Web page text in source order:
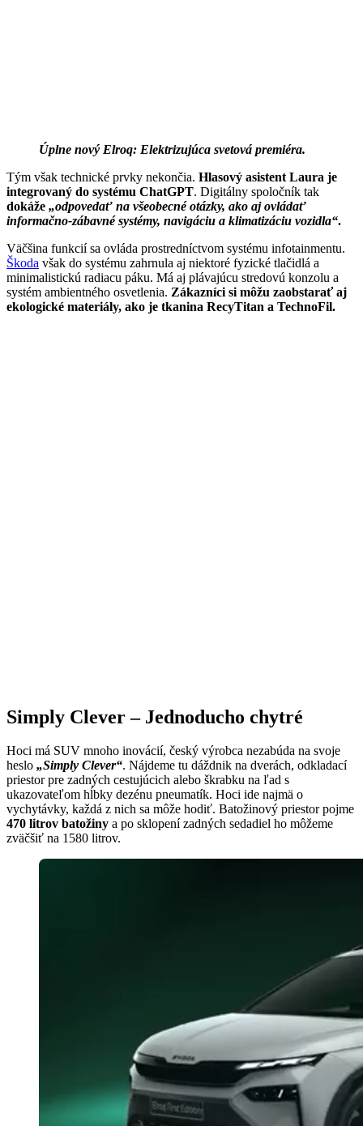
Úplne nový Elroq: Elektrizujúca svetová premiéra.
Tým však technické prvky nekončia. Hlasový asistent Laura je
integrovaný do systému ChatGPT. Digitálny spoločník tak
dokáže „odpovedať na všeobecné otázky, ako aj ovládať
informačno-zábavné systémy, navigáciu a klimatizáciu vozidla“.
Väčšina funkcií sa ovláda prostredníctvom systému infotainmentu.
Škoda však do systému zahrnula aj niektoré fyzické tlačidlá a
minimalistickú radiacu páku. Má aj plávajúcu stredovú konzolu a
systém ambientného osvetlenia. Zákazníci si môžu zaobstarať aj
ekologické materiály, ako je tkanina RecyTitan a TechnoFil.
Simply Clever – Jednoducho chytré
Hoci má SUV mnoho inovácií, český výrobca nezabúda na svoje
heslo „Simply Clever“. Nájdeme tu dáždnik na dverách, odkladací
priestor pre zadných cestujúcich alebo škrabku na ľad s
ukazovateľom hĺbky dezénu pneumatík. Hoci ide najmä o
vychytávky, každá z nich sa môže hodiť. Batožinový priestor pojme
470 litrov batožiny a po sklopení zadných sedadiel ho môžeme
zväčšiť na 1580 litrov.